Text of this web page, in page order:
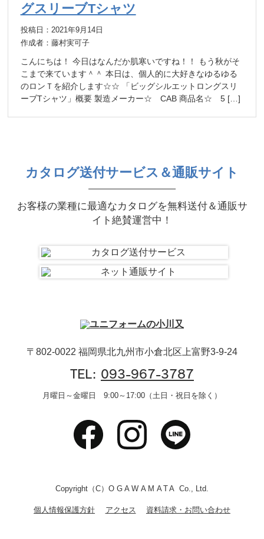
グスリーブTシャツ
投稿日：2021年9月14日
作成者：藤村実可子
こんにちは！ 今日はなんだか肌寒いですね！！ もう秋がそ
こまで来ています＾＾ 本日は、個人的に大好きなゆるゆる
のロンＴを紹介します☆☆ 「ビッグシルエットロングスリ
ーブTシャツ」概要 製造メーカー☆ CAB 商品名☆ 5 […]
カタログ送付サービス＆通販サイト
お客様の業種に最適なカタログを無料送付＆通販サ
イト絶賛運営中！
〒802-0022 福岡県北九州市小倉北区上富野3-9-24
TEL: 093-967-3787
月曜日～金曜日 9:00～17:00（土日・祝日を除く）
Copyright（C）OGAWAMATA Co., Ltd.
個人情報保護方針 アクセス 資料請求・お問い合わせ